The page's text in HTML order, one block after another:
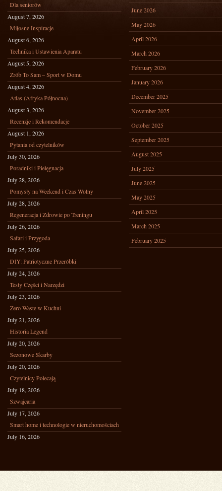
Dla seniorów
August 7, 2026
Miłosne Inspiracje
August 6, 2026
Technika i Ustawienia Aparatu
August 5, 2026
Zrób To Sam – Sport w Domu
August 4, 2026
Atlas (Afryka Północna)
August 3, 2026
Recenzje i Rekomendacje
August 1, 2026
Pytania od czytelników
July 30, 2026
Poradniki i Pielęgnacja
July 28, 2026
Pomysły na Weekend i Czas Wolny
July 28, 2026
Regeneracja i Zdrowie po Treningu
July 26, 2026
Safari i Przygoda
July 25, 2026
DIY: Patriotyczne Przeróbki
July 24, 2026
Testy Części i Narzędzi
July 23, 2026
Zero Waste w Kuchni
July 21, 2026
Historia Legend
July 20, 2026
Sezonowe Skarby
July 20, 2026
Czytelnicy Polecają
July 18, 2026
Szwajcaria
July 17, 2026
Smart home i technologie w nieruchomościach
July 16, 2026
June 2026
May 2026
April 2026
March 2026
February 2026
January 2026
December 2025
November 2025
October 2025
September 2025
August 2025
July 2025
June 2025
May 2025
April 2025
March 2025
February 2025